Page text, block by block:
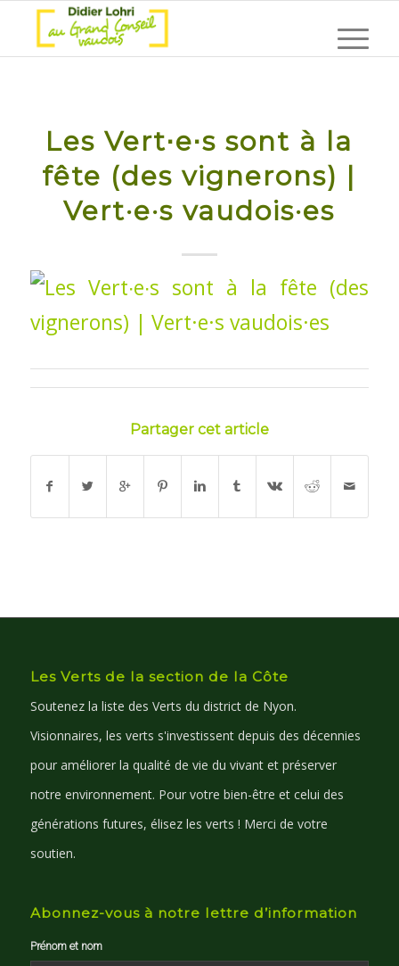
Les Vert∙e∙s sont à la
fête (des vignerons) |
Vert·e·s vaudois·es
Partager cet article
Les Verts de la section de la Côte
Soutenez la liste des Verts du district de Nyon.
Visionnaires, les verts s'investissent depuis des décennies
pour améliorer la qualité de vie du vivant et préserver
notre environnement. Pour votre bien-être et celui des
générations futures, élisez les verts ! Merci de votre
soutien.
Abonnez-vous à notre lettre d’information
Prénom et nom